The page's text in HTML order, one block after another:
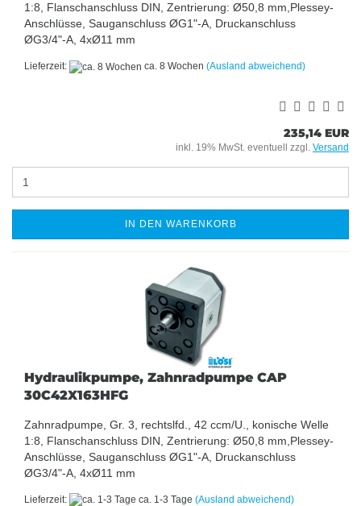
1:8, Flanschanschluss DIN, Zentrierung: Ø50,8 mm,Plessey-
Anschlüsse, Sauganschluss ØG1"-A, Druckanschluss
ØG3/4"-A, 4xØ11 mm
Lieferzeit: ca. 8 Wochen (Ausland abweichend)
235,14 EUR
inkl. 19% MwSt. eventuell zzgl. Versand
IN DEN WARENKORB
Hydraulikpumpe, Zahnradpumpe CAP
30C42X163HFG
Zahnradpumpe, Gr. 3, rechtslfd., 42 ccm/U., konische Welle
1:8, Flanschanschluss DIN, Zentrierung: Ø50,8 mm,Plessey-
Anschlüsse, Sauganschluss ØG1"-A, Druckanschluss
ØG3/4"-A, 4xØ11 mm
Lieferzeit: ca. 1-3 Tage (Ausland abweichend)